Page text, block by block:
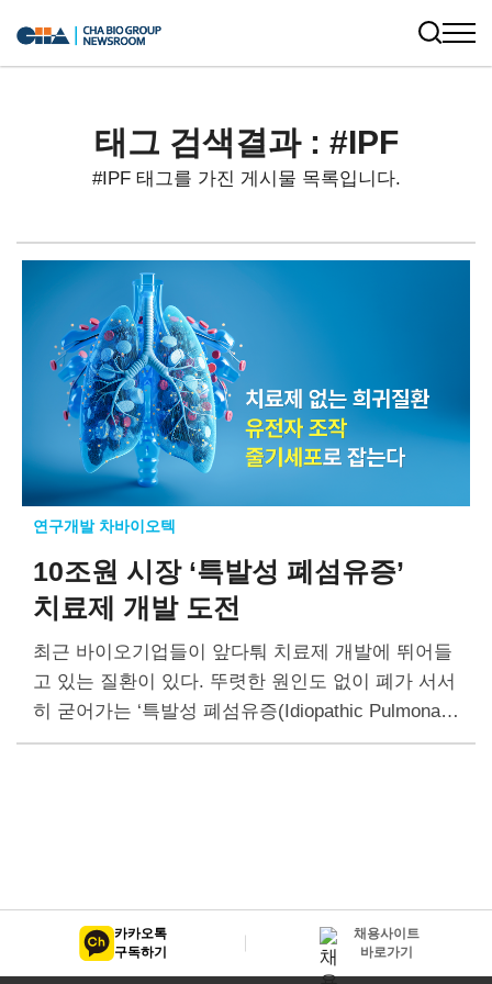
태그 검색결과 : #IPF
#IPF 태그를 가진 게시물 목록입니다.
연구개발 차바이오텍
10조원 시장 ‘특발성 폐섬유증’
치료제 개발 도전
최근 바이오기업들이 앞다퉈 치료제 개발에 뛰어들
고 있는 질환이 있다. 뚜렷한 원인도 없이 폐가 서서
히 굳어가는 ‘특발성 폐섬유증(Idiopathic Pulmonary
Fibrosis; IPF)’이라는 희귀질환이다. 희귀질환 치료
카카오톡
구독하기
채용사이트
바로가기